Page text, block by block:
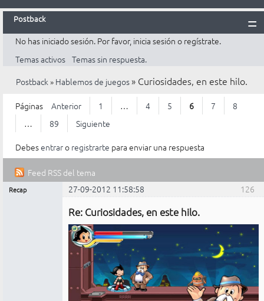
Postback
Inicio
Postback
Reglas
Búsqueda
Registrarte
Entrar
No has iniciado sesión. Por favor, inicia sesión o regístrate.
Temas activos Temas sin respuesta.
Postback» Hablemos de juegos » Curiosidades, en este hilo.
Páginas Anterior 1 … 4 5 6 7
8
…
89
Siguiente
Debesentraro registrarte para enviar una respuesta
Feed RSS del tema
126
Recap 27-09-2012 11:58:58
Re: Curiosidades, en este hilo.